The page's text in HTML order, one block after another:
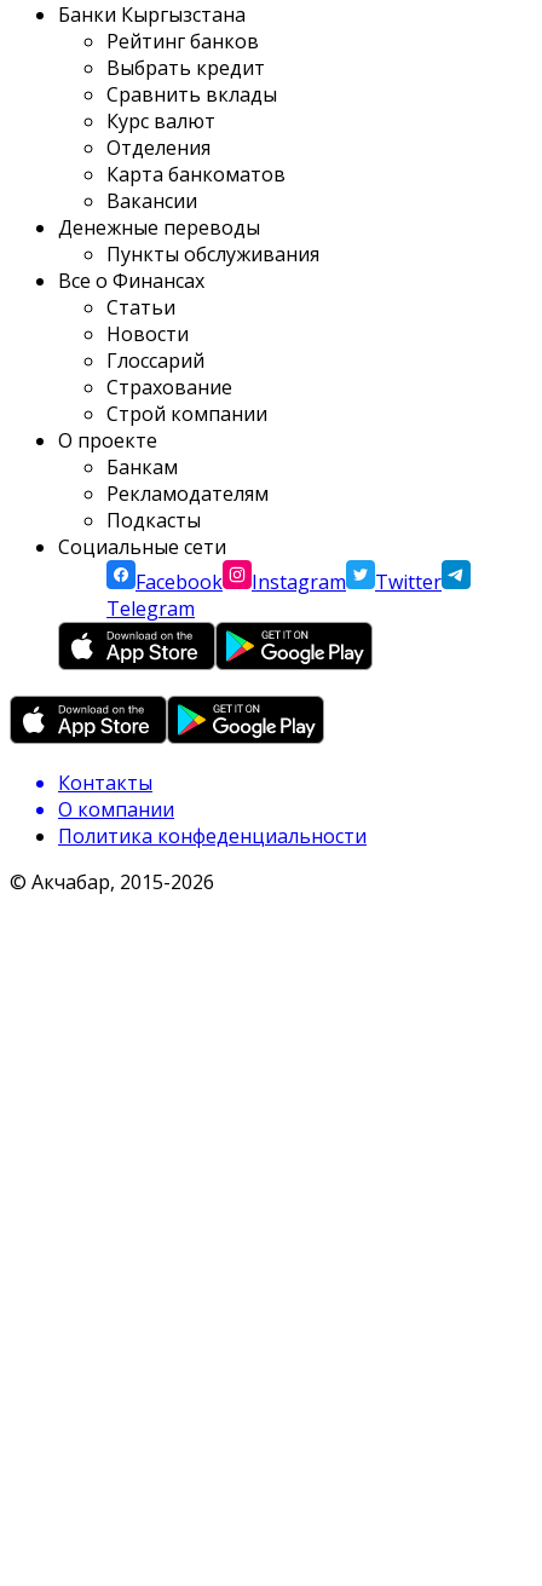
Банки Кыргызстана
Рейтинг банков
Выбрать кредит
Сравнить вклады
Курс валют
Отделения
Карта банкоматов
Вакансии
Денежные переводы
Пункты обслуживания
Все о Финансах
Статьи
Новости
Глоссарий
Страхование
Строй компании
О проекте
Банкам
Рекламодателям
Подкасты
Социальные сети
Facebook
Instagram
Twitter
Telegram
Контакты
О компании
Политика конфеденциальности
© Акчабар, 2015-2026